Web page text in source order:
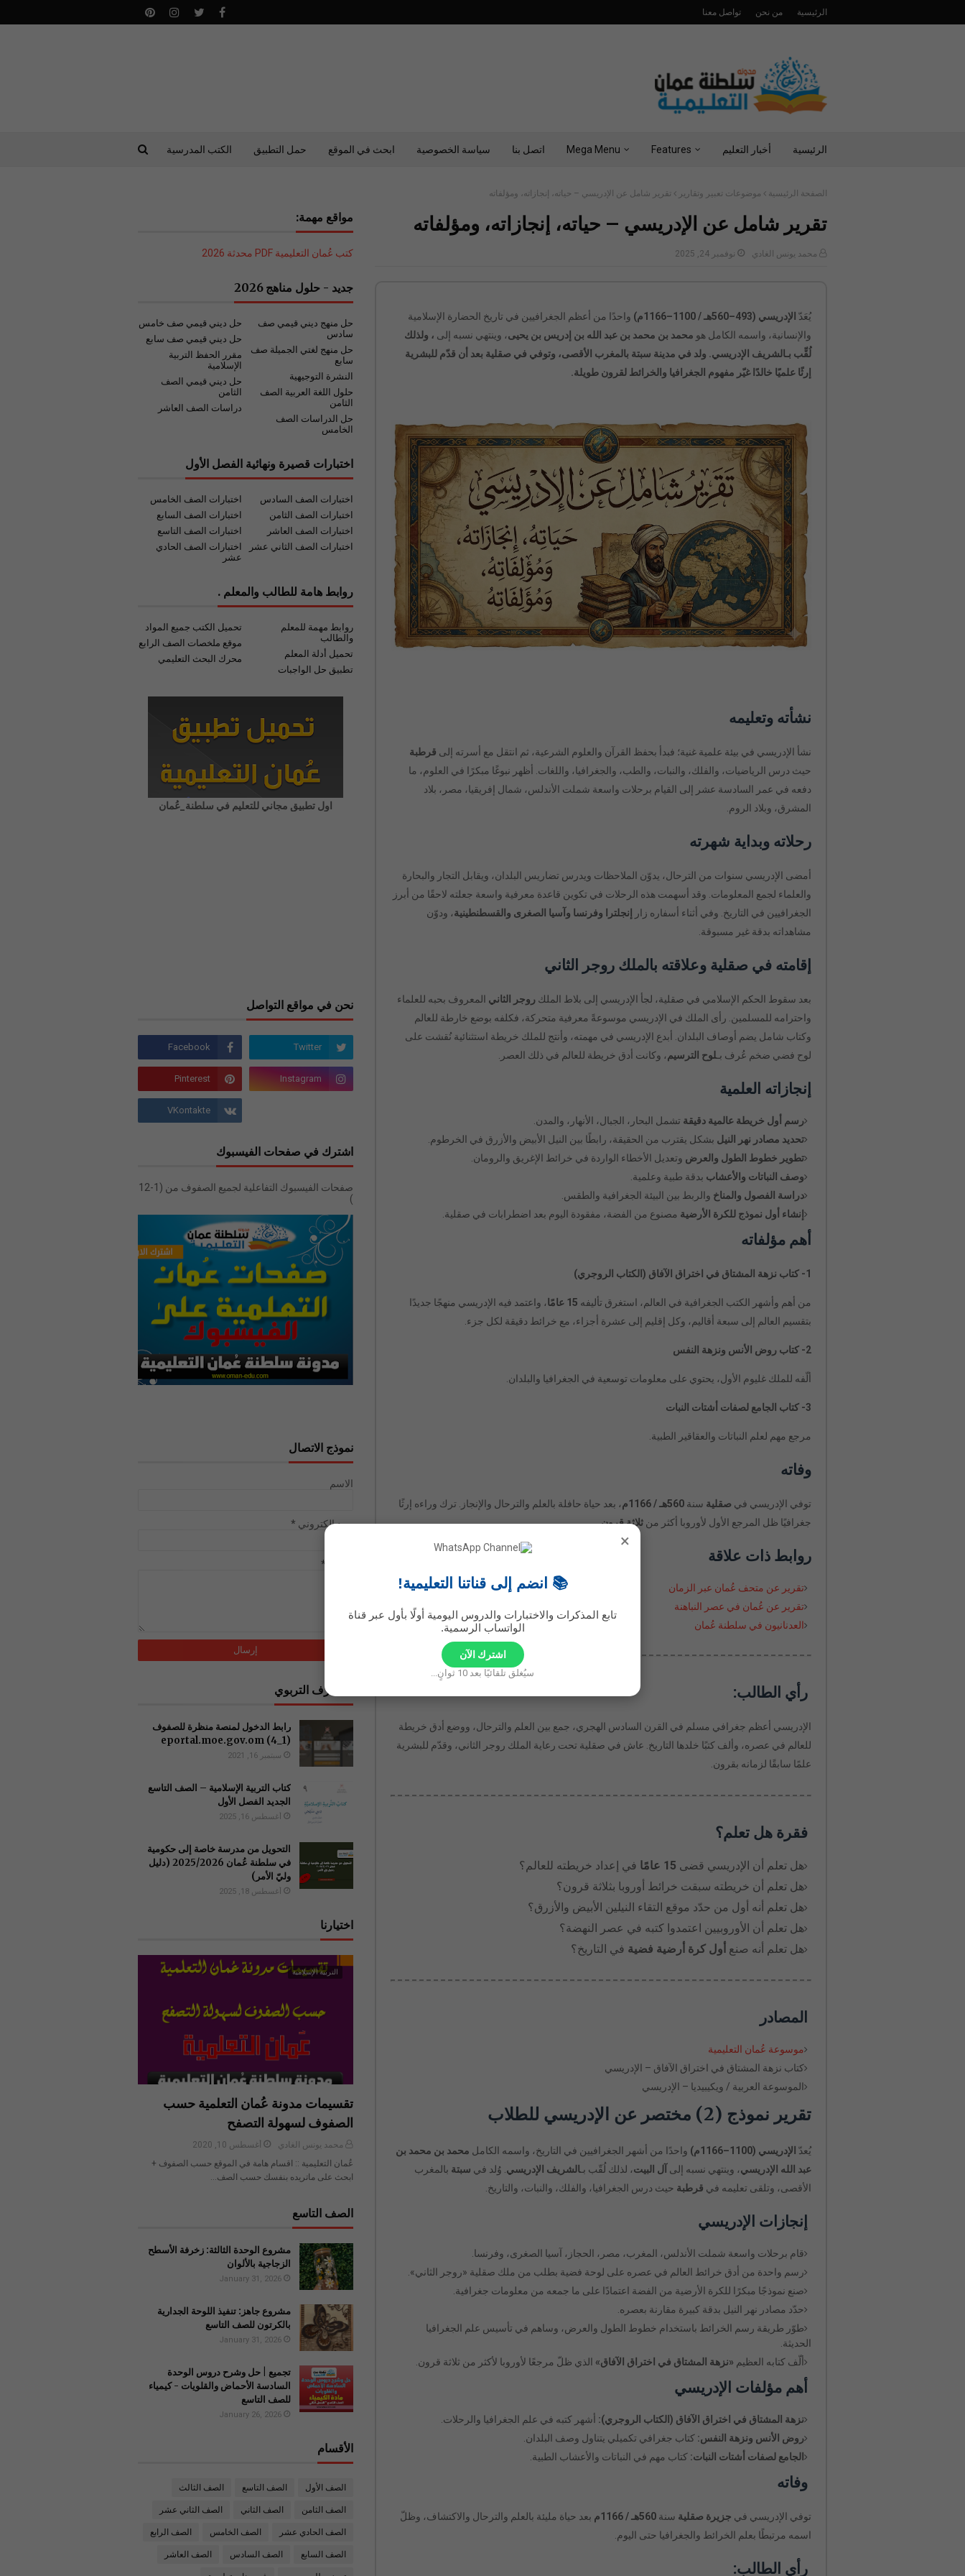
الرئيسية من نحن تواصل معنا
الرئيسية أخبار التعليم Features
Mega Menu اتصل بنا سياسة الخصوصية ابحث في الموقع حمل التطبيق الكتب المدرسية
الصفحة الرئيسية موضوعات تعبير وتقارير تقرير شامل عن الإدريسي – حياته، إنجازاته، ومؤلفاته
تقرير شامل عن الإدريسي – حياته، إنجازاته، ومؤلفاته
محمد يونس الغادي نوفمبر 24, 2025
يُعَدّ الإدريسي (493–560هـ / 1100–1166م)
واحدًا من أعظم الجغرافيين في تاريخ الحضارة الإسلامية
والإنسانية، واسمه الكامل هو محمد بن محمد بن عبد الله بن إدريس بن يحيى، وينتهي نسبه إلى ، ولذلك
لُقِّب بـالشريف الإدريسي. ولد في مدينة سبتة بالمغرب الأقصى، وتوفي في صقلية بعد أن قدّم للبشرية
إرثًا علميًا خالدًا غيّر مفهوم الجغرافيا والخرائط لقرون طويلة.
نشأته وتعليمه
نشأ الإدريسي في بيئة علمية غنية؛ فبدأ بحفظ القرآن والعلوم الشرعية، ثم انتقل مع أسرته إلى قرطبة
حيث درس الرياضيات، والفلك، والنبات، والطب، والجغرافيا، واللغات. أظهر نبوغًا مبكرًا في العلوم، ما
دفعه في عمر السادسة عشر إلى القيام برحلات واسعة شملت الأندلس، شمال إفريقيا، مصر، بلاد
المشرق، وبلاد الروم.
رحلاته وبداية شهرته
أمضى الإدريسي سنوات من الترحال، يدوّن الملاحظات ويدرس تضاريس البلدان، ويقابل التجار والبحارة
والعلماء لجمع المعلومات. وقد أسهمت هذه الرحلات في تكوين قاعدة معرفية واسعة جعلته لاحقًا من أبرز
الجغرافيين في التاريخ. وفي أثناء أسفاره زار إنجلترا وفرنسا وآسيا الصغرى والقسطنطينية، ودوّن
مشاهداته بدقة غير مسبوقة.
إقامته في صقلية وعلاقته بالملك روجر الثاني
بعد سقوط الحكم الإسلامي في صقلية، لجأ الإدريسي إلى بلاط الملك روجر الثاني المعروف بحبه للعلماء
واحترامه للمسلمين. رأى الملك في الإدريسي موسوعةً معرفية متحركة، فكلفه بوضع خارطة للعالم
وكتاب شامل يضم أوصاف البلدان. أبدع الإدريسي في مهمته، وأنتج للملك خريطة استثنائية نُقشت على
لوح فضي ضخم عُرف بـلوح الترسيم ، وكانت أدق خريطة للعالم في ذلك العصر.
إنجازاته العلمية
رسم أول خريطة عالمية دقيقة تشمل البحار، الجبال، الأنهار، والمدن.
تحديد مصادر نهر النيل بشكل يقترب من الحقيقة، رابطًا بين النيل الأبيض والأزرق في الخرطوم.
تطوير خطوط الطول والعرض وتعديل الأخطاء الواردة في خرائط الإغريق والرومان.
وصف النباتات والأعشاب بدقة طبية وعلمية.
دراسة الفصول والمناخ والربط بين البيئة الجغرافية والطقس.
إنشاء أول نموذج للكرة الأرضية مصنوع من الفضة، مفقودة اليوم بعد اضطرابات في صقلية.
أهم مؤلفاته
1- كتاب نزهة المشتاق في اختراق الآفاق (الكتاب الروجري)
من أهم وأشهر الكتب الجغرافية في العالم، استغرق تأليفه 15 عامًا
، واعتمد فيه الإدريسي منهجًا جديدًا
بتقسيم العالم إلى سبعة أقاليم، وكل إقليم إلى عشرة أجزاء، مع خرائط دقيقة لكل جزء.
2- كتاب روض الأنس ونزهة النفس
ألّفه للملك غليوم الأول، يحتوي على معلومات توسعية في الجغرافيا والبلدان.
3- كتاب الجامع لصفات أشتات النبات
مرجع مهم لعلم النباتات والعقاقير الطبية.
وفاته
توفي الإدريسي في صقلية سنة 560هـ / 1166م
، بعد حياة حافلة بالعلم والترحال والإنجاز. ترك وراءه إرثًا
جغرافيًا ظل المرجع الأول لأوروبا أكثر من ثلاثة قرون.
روابط ذات علاقة
تقرير عن متحف عُمان عبر الزمان
تقرير عن عُمان في عصر النباهنة
العدنانيون في سلطنة عُمان
رأي الطالب:
الإدريسي أعظم جغرافي مسلم في القرن السادس الهجري، جمع بين العلم والترحال، ووضع أدق خريطة
للعالم في عصره، وألف كتبًا خلدها التاريخ. عاش في صقلية تحت رعاية الملك روجر الثاني، وقدّم للبشرية
علمًا سابقًا لزمانه بقرون.
فقرة هل تعلم؟
هل تعلم أن الإدريسي قضى 15 عامًا
في إعداد خريطته للعالم؟
هل تعلم أن خريطته سبقت خرائط أوروبا بثلاثة قرون؟
هل تعلم أنه أول من حدّد موقع التقاء النيلين الأبيض والأزرق؟
هل تعلم أن الأوروبيين اعتمدوا كتبه في عصر النهضة؟
هل تعلم أنه صنع أول كرة أرضية فضية في التاريخ؟
المصادر
موسوعة عُمان التعليمية
كتاب نزهة المشتاق في اختراق الآفاق – الإدريسي
الموسوعة العربية / ويكيبيديا – الإدريسي
تقرير نموذج (2) مختصر عن الإدريسي للطلاب
يُعدّ الإدريسي (1100–1166م) واحدًا من أشهر الجغرافيين في التاريخ، واسمه الكامل محمد بن محمد بن
عبد الله الإدريسي، وينتهي نسبه إلى آل البيت، لذلك لُقّب بـالشريف الإدريسي . وُلد في سبتة بالمغرب
الأقصى، وتلقى تعليمه في قرطبة حيث درس الجغرافيا، والفلك، والنبات، والتاريخ.
إنجازات الإدريسي
قام برحلات واسعة شملت الأندلس، المغرب، مصر، الحجاز، آسيا الصغرى، وفرنسا.
رسم واحدة من أدق خرائط العالم في عصره على لوحة فضية بطلب من ملك صقلية «روجر الثاني».
صنع نموذجًا مبكرًا للكرة الأرضية من الفضة اعتمادًا على ما جمعه من معلومات جغرافية.
حدّد مصادر نهر النيل بدقة كبيرة مقارنة بعصره.
طوّر طريقة رسم الخرائط باستخدام خطوط الطول والعرض، وساهم في تأسيس علم الجغرافيا
الحديثة.
ألّف كتابه العظيم «نزهة المشتاق في اختراق الآفاق» الذي ظلّ مرجعًا لأوروبا لأكثر من ثلاثة قرون.
أهم مؤلفات الإدريسي
نزهة المشتاق في اختراق الآفاق (الكتاب الروجري): أشهر كتبه في علم الجغرافيا والرحلات.
روض الأنس ونزهة النفس: كتاب جغرافي تكميلي يتناول وصف البلدان.
الجامع لصفات أشتات النبات: كتاب مهم في النباتات والأعشاب الطبية.
وفاته
توفي الإدريسي في جزيرة صقلية سنة 560هـ / 1166م
بعد حياة مليئة بالعلم والترحال والاكتشاف، وظلّ
اسمه مرتبطًا بعلم الخرائط والجغرافيا حتى اليوم.
رأي الطالب:
×
📚 انضم إلى قناتنا التعليمية!
تابع المذكرات والاختبارات والدروس اليومية أولًا بأول عبر قناة
الواتساب الرسمية.
اشترك الآن
سيُغلق تلقائيًا بعد9ثوانٍ...
مواقع مهمة:
كتب عُمان التعليمية PDF محدثة 2026
جديد - حلول مناهج 2026
حل ديني قيمي صف خامس
حل منهج ديني قيمي صف
سادس
حل ديني قيمي صف سابع
حل منهج لغتي الجميلة صف
سابع
مقرر الحفظ التربية
الإسلامية
النشرة التوجيهية
حل ديني قيمي الصف
الثامن
حلول اللغة العربية الصف
الثامن
دراسات الصف العاشر
حل الدراسات الصف
الخامس
اختبارات قصيرة ونهائية الفصل الأول
اختبارات الصف الخامس
اختبارات الصف السادس
اختبارات الصف السابع
اختبارات الصف الثامن
اختبارات الصف التاسع
اختبارات الصف العاشر
اختبارات الصف الحادي
عشر
اختبارات الصف الثاني عشر
روابط هامة للطالب والمعلم .
تحميل الكتب جميع المواد
روابط مهمة للمعلم
والطالب
موقع ملخصات الصف الرابع
تحميل أدلة المعلم
محرك البحث التعليمي
تطبيق حل الواجبات
اول تطبيق مجاني للتعليم في سلطنة_عُمان
نحن في مواقع التواصل
اشترك في صفحات الفيسبوك
صفحات الفيسبوك التفاعلية لجميع الصفوف من (1-12
)
نموذج الاتصال
الاسم
بريد إلكتروني *
*
المشرف التربوي
رابط الدخول لمنصة منظرة للصفوف
(1_4) ‏eportal.moe.gov.om
سبتمبر 16, 2021
كتاب التربية الإسلامية – الصف التاسع
الجديد الفصل الأول
أغسطس 16, 2025
التحويل من مدرسة خاصة إلى حكومية
في سلطنة عُمان 2025/2026 (دليل
وليّ الأمر)
أغسطس 18, 2025
اختيارنا
التربية الإسلامية
تقسيمات مدونة عُمان التعلمية حسب
الصفوف لسهولة التصفح
محمد يونس الغادي
أغسطس 10, 2020
عُمان التعليمية :: اقسام هامة في الموقع حسب الصفوف +
ابحث على ماتريده بنفسك حسب الصف…
الصف التاسع
مشروع الوحدة الثالثة: زخرفة الأسطح
الزجاجية بالألوان
January 31, 2026
مشروع جاهز: تنفيذ اللوحة الجدارية
بالكرتون للصف التاسع
January 31, 2026
تجميع | حل وشرح دروس الوحدة
السادسة الأحماض والقلويات - كيمياء
للصف التاسع
January 26, 2026
الأقسام
الصف الأول الصف التاسع الصف الثالث
الصف الثامن الصف الثاني الصف الثاني عشر
الصف الحادي عشر الصف الخامس الصف الرابع
الصف السابع الصف السادس الصف العاشر